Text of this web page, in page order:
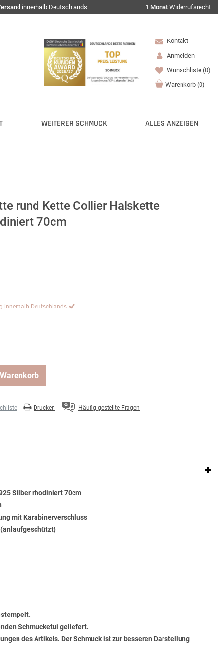
innerhalb Deutschlands 1 Monat Widerrufsrecht
Kontakt
Anmelden
Wunschliste (0)
Warenkorb (0)
WEITERER SCHMUCK ALLES ANZEIGEN
rund Kette Collier Halskette
70cm
innerhalb Deutschlands
Drucken Häufig gestellte Fragen
Silber rhodiniert 70cm
mit Karabinerverschluss
Schmucketui geliefert.
des Artikels. Der Schmuck ist zur besseren Darstellung